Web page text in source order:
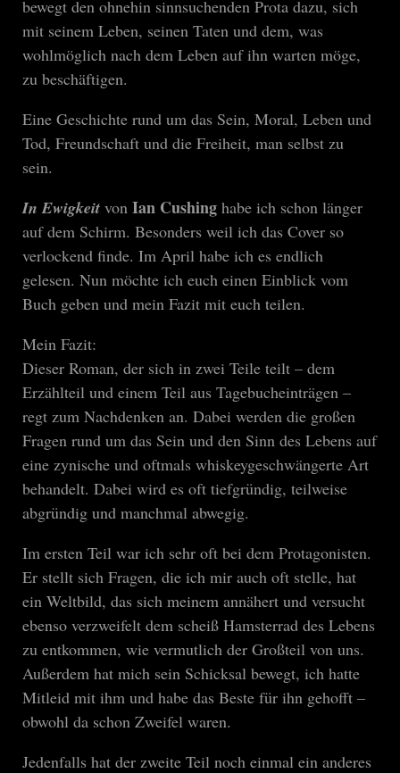
bewegt den ohnehin sinnsuchenden Prota dazu, sich
mit seinem Leben, seinen Taten und dem, was
wohlmöglich nach dem Leben auf ihn warten möge,
zu beschäftigen.
Eine Geschichte rund um das Sein, Moral, Leben und
Tod, Freundschaft und die Freiheit, man selbst zu
sein.
In Ewigkeit von Ian Cushing habe ich schon länger
auf dem Schirm. Besonders weil ich das Cover so
verlockend finde. Im April habe ich es endlich
gelesen. Nun möchte ich euch einen Einblick vom
Buch geben und mein Fazit mit euch teilen.
Mein Fazit:
Dieser Roman, der sich in zwei Teile teilt – dem
Erzählteil und einem Teil aus Tagebucheinträgen –
regt zum Nachdenken an. Dabei werden die großen
Fragen rund um das Sein und den Sinn des Lebens auf
eine zynische und oftmals whiskeygeschwängerte Art
behandelt. Dabei wird es oft tiefgründig, teilweise
abgründig und manchmal abwegig.
Im ersten Teil war ich sehr oft bei dem Protagonisten.
Er stellt sich Fragen, die ich mir auch oft stelle, hat
ein Weltbild, das sich meinem annähert und versucht
ebenso verzweifelt dem scheiß Hamsterrad des Lebens
zu entkommen, wie vermutlich der Großteil von uns.
Außerdem hat mich sein Schicksal bewegt, ich hatte
Mitleid mit ihm und habe das Beste für ihn gehofft –
obwohl da schon Zweifel waren.
Jedenfalls hat der zweite Teil noch einmal ein anderes